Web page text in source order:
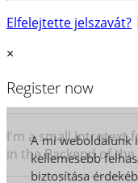
A mi weboldalunk
kellemesebb
biztosítása
Elfelejtette jelszavát?
×
Register now
I'm a small Introtext
in the Backend of the